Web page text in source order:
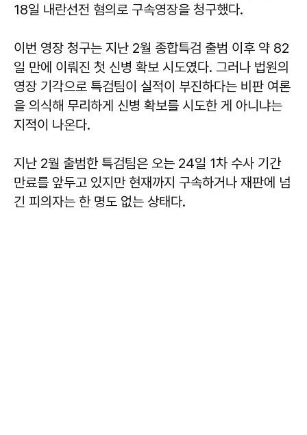
18일 내란선전 혐의로 구속영장을 청구했다.
이번 영장 청구는 지난 2월 종합특검 출범 이후 약 82
일 만에 이뤄진 첫 신병 확보 시도였다. 그러나 법원의
영장 기각으로 특검팀이 실적이 부진하다는 비판 여론
을 의식해 무리하게 신병 확보를 시도한 게 아니냐는
지적이 나온다.
지난 2월 출범한 특검팀은 오는 24일 1차 수사 기간
만료를 앞두고 있지만 현재까지 구속하거나 재판에 넘
긴 피의자는 한 명도 없는 상태다.